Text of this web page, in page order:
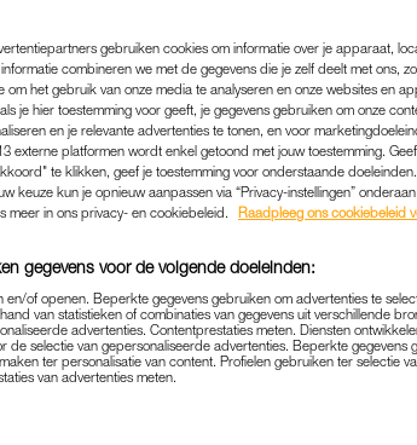
WINT
DAT OORLOG
ENTERTAINMENT|WAT GOÉÉÉÉD
gebruiken cookies om informatie over je apparaat,
combineren we met de gegevens die je zelf deelt met ons,
het gebruik van onze media te analyseren en onze websites en
je hier toestemming voor geeft, je gegevens gebruiken om onze
en je relevante advertenties te tonen, en voor
externe platformen wordt enkel getoond met jouw toestemming.
te klikken, geef je toestemming voor onderstaande
keuze kun je opnieuw aanpassen via “Privacy-instellingen”
meer in ons privacy- en cookiebeleid.
Raadpleeg ons cookiebeleid
gegevens voor de volgende doeleinden:
of openen. Beperkte gegevens gebruiken om advertenties te
van statistieken of combinaties van gegevens uit verschillende
advertenties. Contentprestaties meten. Diensten
de selectie van gepersonaliseerde advertenties. Beperkte gegevens
ter personalisatie van content. Profielen gebruiken ter selectie
van advertenties meten.